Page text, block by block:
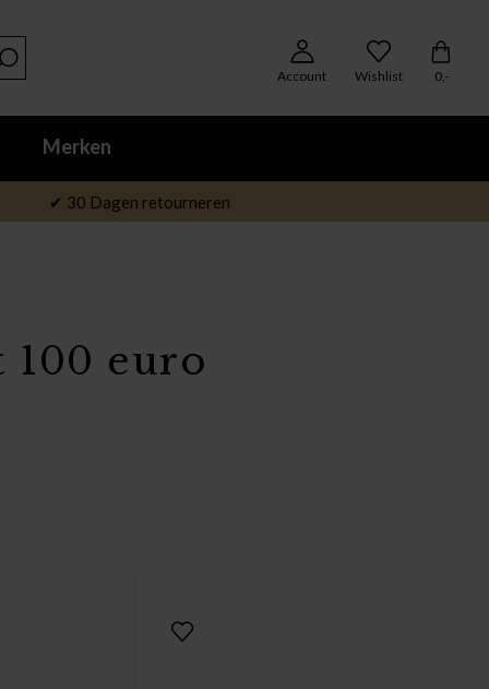
Account Wishlist 0,-
Merken
✔ 30 Dagen retourneren
100 euro